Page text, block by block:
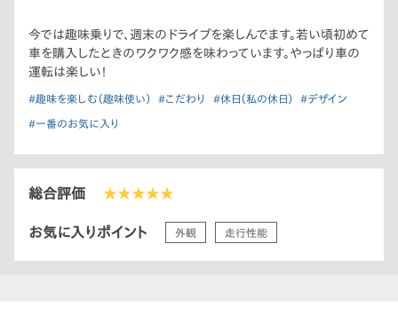
今では趣味乗りで、週末のドライブを楽しんでます。若い頃初めて
車を購入したときのワクワク感を味わっています。やっぱり車の
運転は楽しい！
#趣味を楽しむ（趣味使い） #こだわり #休日（私の休日） #デザイン
#一番のお気に入り
総合評価 ★★★★★
お気に入りポイント 外観 走行性能